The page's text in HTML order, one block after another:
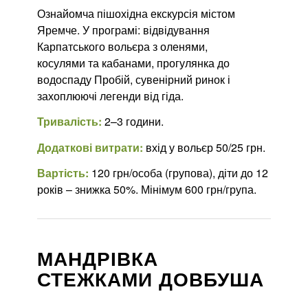
Ознайомча пішохідна екскурсія містом
Яремче. У програмі: відвідування
Карпатського вольєра з оленями,
косулями та кабанами, прогулянка до
водоспаду Пробій, сувенірний ринок і
захоплюючі легенди від гіда.
Тривалість: 2–3 години.
Додаткові витрати: вхід у вольєр 50/25 грн.
Вартість: 120 грн/особа (групова), діти до 12
років – знижка 50%. Мінімум 600 грн/група.
МАНДРІВКА
СТЕЖКАМИ ДОВБУША